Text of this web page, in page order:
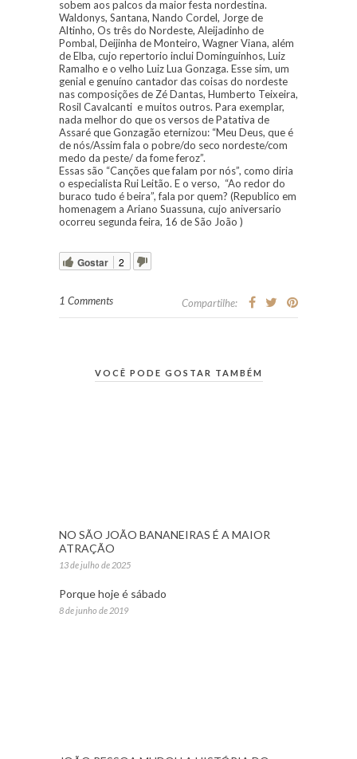
sobem aos palcos da maior festa nordestina.
Waldonys, Santana, Nando Cordel, Jorge de
Altinho, Os três do Nordeste, Aleijadinho de
Pombal, Deijinha de Monteiro, Wagner Viana, além
de Elba, cujo repertorio inclui Dominguinhos, Luiz
Ramalho e o velho Luiz Lua Gonzaga. Esse sim, um
genial e genuíno cantador das coisas do nordeste
nas composições de Zé Dantas, Humberto Teixeira,
Rosil Cavalcanti e muitos outros. Para exemplar,
nada melhor do que os versos de Patativa de
Assaré que Gonzagão eternizou: “Meu Deus, que é
de nós/Assim fala o pobre/do seco nordeste/com
medo da peste/ da fome feroz”.
Essas são “Canções que falam por nós”, como diria
o especialista Rui Leitão. E o verso, “Ao redor do
buraco tudo é beira”, fala por quem? (Republico em
homenagem a Ariano Suassuna, cujo aniversario
ocorreu segunda feira, 16 de São João )
Gostar 2
1 Comments Compartilhe:
VOCÊ PODE GOSTAR TAMBÉM
NO SÃO JOÃO BANANEIRAS É A MAIOR
ATRAÇÃO
13 de julho de 2025
Porque hoje é sábado
8 de junho de 2019